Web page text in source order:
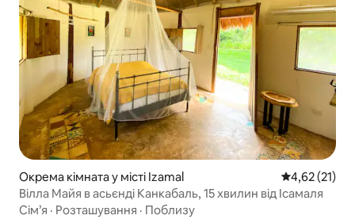
Окрема кімната у місті Izamal Середня
4,62 (21)
Вілла Майя в асьєнді Канкабаль, 15 хвилин від Ісамаля
Сім’я · Розташування · Поблизу